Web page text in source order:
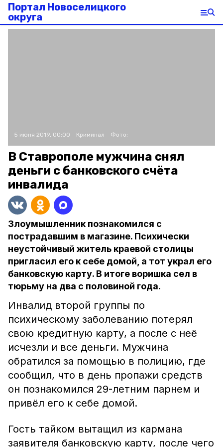
Портал Новоселицкого
округа
5 июня 2019, 00:00 Криминал Фото:
В Ставрополе мужчина снял
деньги с банковского счёта
инвалида
Злоумышленник познакомился с
пострадавшим в магазине. Психически
неустойчивый житель краевой столицы
пригласил его к себе домой, а тот украл его
банковскую карту. В итоге воришка сел в
тюрьму на два с половиной года.
Инвалид второй группы по
психическому заболеванию потерял
свою кредитную карту, а после с неё
исчезли и все деньги. Мужчина
обратился за помощью в полицию, где
сообщил, что в день пропажи средств
он познакомился 29-летним парнем и
привёл его к себе домой.
Гость тайком вытащил из кармана
заявителя банковскую карту, после чего